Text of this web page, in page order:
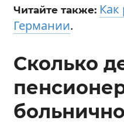
Читайте также:
Германии.
Сколько